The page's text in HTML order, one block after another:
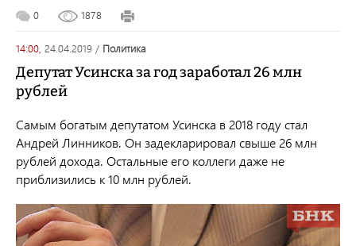
0 1878
14:00, 24.04.2019 / политика
Депутат Усинска за год заработал 26 млн
рублей
Самым богатым депутатом Усинска в 2018 году стал
Андрей Линников. Он задекларировал свыше 26 млн
рублей дохода. Остальные его коллеги даже не
приблизились к 10 млн рублей.